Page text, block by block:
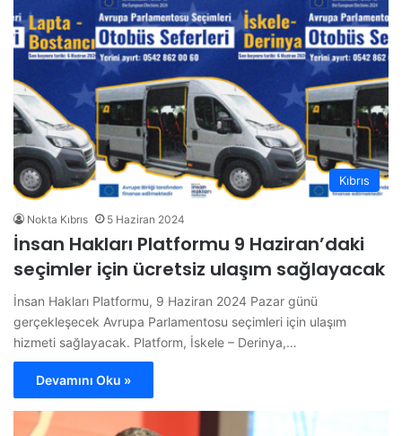
Kıbrıs
Nokta Kıbrıs 5 Haziran 2024
İnsan Hakları Platformu 9 Haziran’daki
seçimler için ücretsiz ulaşım sağlayacak
İnsan Hakları Platformu, 9 Haziran 2024 Pazar günü
gerçekleşecek Avrupa Parlamentosu seçimleri için ulaşım
hizmeti sağlayacak. Platform, İskele – Derinya,…
Devamını Oku »